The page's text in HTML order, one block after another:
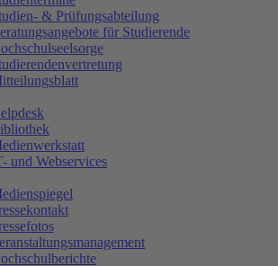
& Prüfungsabteilung
für Studierende
und Webservices